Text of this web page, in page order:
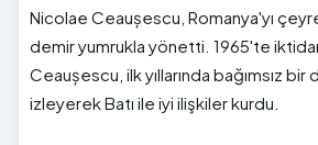
Nicolae Ceaușescu, Romanya'yı
demir yumrukla yönetti. 1965'te
Ceaușescu, ilk yıllarında bağımsız bir
izleyerek Batı ile iyi ilişkiler kurdu.